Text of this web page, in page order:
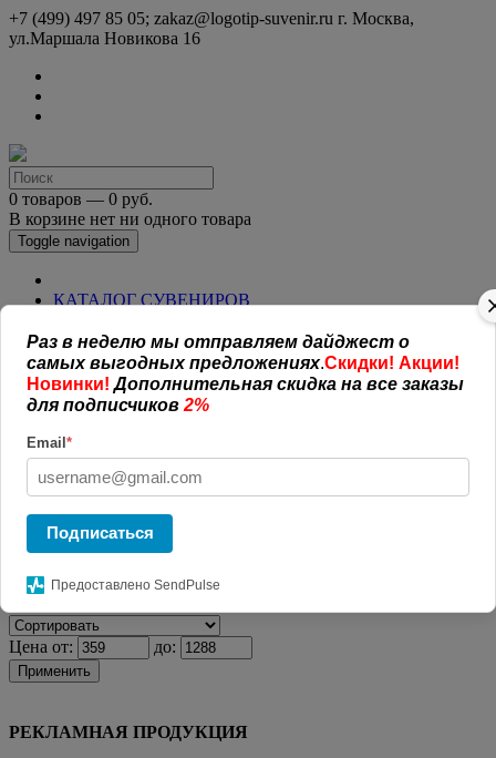
+7 (499) 497 85 05; zakaz@logotip-suvenir.ru г. Москва,
ул.Маршала Новикова 16
0 товаров — 0 руб.
В корзине нет ни одного товара
Toggle navigation
КАТАЛОГ СУВЕНИРОВ
Рекламная полиграфия
Оплата и доставка
Открытая информация
СОГЛАШЕНИЕ (ОФЕРТА )
Наши работы
Новости
Обратная связь
ГлавнаяКАТАЛОГ СУВЕНИРОВ
Twist, синяя, 8 Гб
Фильтр
Цена от: до:
Применить
РЕКЛАМНАЯ ПРОДУКЦИЯ
Раз в неделю мы отправляем дайджест о
самых выгодных предложениях.Скидки! Акции!
Новинки!Дополнительная скидка на все заказы
для подписчиков 2%
Email *
Подписаться
Предоставлено SendPulse